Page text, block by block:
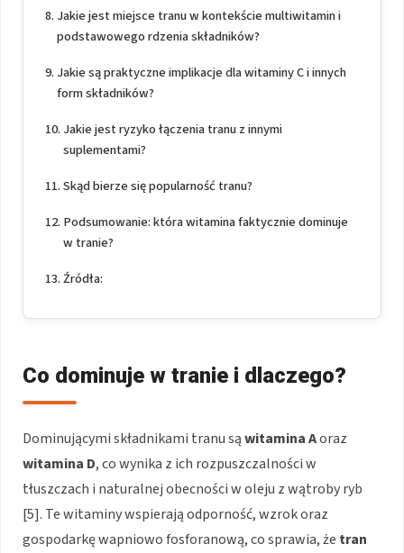
Jakie jest miejsce tranu w kontekście multiwitamin i
podstawowego rdzenia składników?
Jakie są praktyczne implikacje dla witaminy C i innych
form składników?
Jakie jest ryzyko łączenia tranu z innymi
suplementami?
Skąd bierze się popularność tranu?
Podsumowanie: która witamina faktycznie dominuje
w tranie?
Źródła:
Co dominuje w tranie i dlaczego?
Dominującymi składnikami tranu sąwitamina Aoraz
witamina D, co wynika z ich rozpuszczalności w
tłuszczach i naturalnej obecności w oleju z wątroby ryb
[5]. Te witaminy wspierają odporność, wzrok oraz
gospodarkę wapniowo fosforanową, co sprawia, że tran